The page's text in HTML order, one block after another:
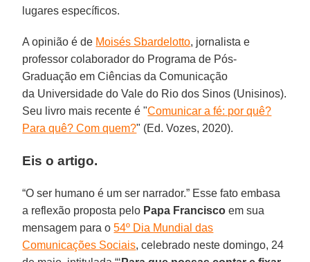
lugares específicos.
A opinião é de Moisés Sbardelotto, jornalista e
professor colaborador do Programa de Pós-
Graduação em Ciências da Comunicação
da Universidade do Vale do Rio dos Sinos (Unisinos).
Seu livro mais recente é "Comunicar a fé: por quê?
Para quê? Com quem?" (Ed. Vozes, 2020).
Eis o artigo.
“O ser humano é um ser narrador.” Esse fato embasa
a reflexão proposta pelo Papa Francisco em sua
mensagem para o54º Dia Mundial das
Comunicações Sociais, celebrado neste domingo, 24